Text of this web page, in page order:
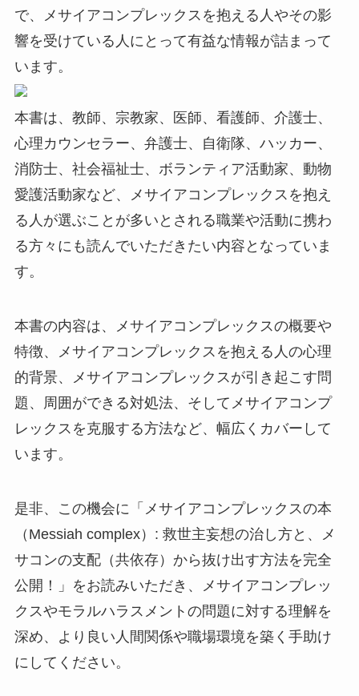
で、メサイアコンプレックスを抱える人やその影
響を受けている人にとって有益な情報が詰まって
います。
本書は、教師、宗教家、医師、看護師、介護士、
心理カウンセラー、弁護士、自衛隊、ハッカー、
消防士、社会福祉士、ボランティア活動家、動物
愛護活動家など、メサイアコンプレックスを抱え
る人が選ぶことが多いとされる職業や活動に携わ
る方々にも読んでいただきたい内容となっていま
す。
本書の内容は、メサイアコンプレックスの概要や
特徴、メサイアコンプレックスを抱える人の心理
的背景、メサイアコンプレックスが引き起こす問
題、周囲ができる対処法、そしてメサイアコンプ
レックスを克服する方法など、幅広くカバーして
います。
是非、この機会に「メサイアコンプレックスの本
（Messiah complex）: 救世主妄想の治し方と、メ
サコンの支配（共依存）から抜け出す方法を完全
公開！」をお読みいただき、メサイアコンプレッ
クスやモラルハラスメントの問題に対する理解を
深め、より良い人間関係や職場環境を築く手助け
にしてください。